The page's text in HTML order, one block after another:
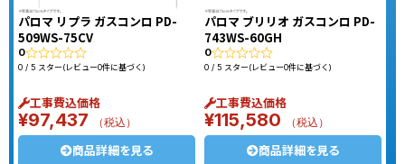
パロマ リプラ ガスコンロ PD-
509WS-75CV
0
0 / 5 スター(レビュー0件に基づく)
工事費込価格
¥97,437 （税込）
商品詳細を見る
パロマ ブリリオ ガスコンロ PD-
743WS-60GH
0
0 / 5 スター(レビュー0件に基づく)
工事費込価格
¥115,580 （税込）
商品詳細を見る